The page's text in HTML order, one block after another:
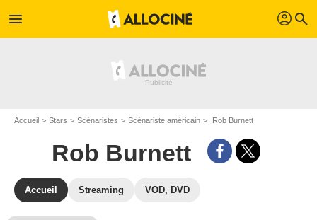
menu profil search
Accueil Stars Scénaristes Scénariste américain Rob Burnett
Rob Burnett
Accueil Streaming VOD, DVD